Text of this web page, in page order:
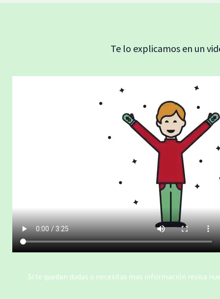
Te lo explicamos en un
Si te quedan dudas o necesitas mas información revisa